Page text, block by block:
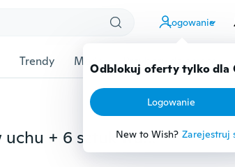
Logowanie
Odblokuj oferty tylko dla
Logowanie
New to Wish? Zarejestruj
Trendy Moda Przybory dziecięce
8 sztuk / całkowity przekłuwacz + 1 kolczyk w uchu + 6 sztuk wacik nasączony alkoholem nowy zestaw bezpiecznych jednorazowych narzędzi do przekłuwania nosa